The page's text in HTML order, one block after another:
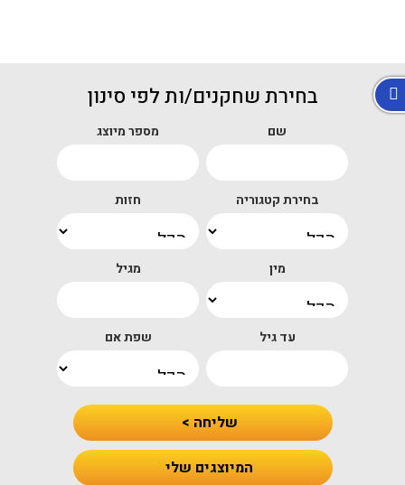
בחירת שחקנים/ות לפי סינון
שם מספר מיוצג
בחירת קטגוריה חזות
מין מגיל
עד גיל שפת אם
שליחה >
המיוצגים שלי